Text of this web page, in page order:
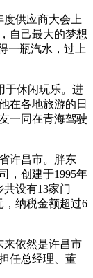
度供应商大会上
自己最大的梦想
一瓶汽水，过上
于休闲玩乐。进
在各地旅游的日
一同在青海驾驶
许昌市。胖东
，创建于1995年
设有13家门
，纳税金额超过6
来依然是许昌市
任总经理、董